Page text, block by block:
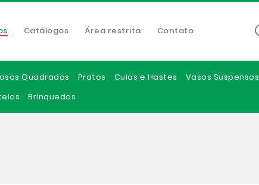
Catálogos Área restrita Contato
Quadrados Pratos Cuias e Hastes Vasos Suspensos
Brinquedos